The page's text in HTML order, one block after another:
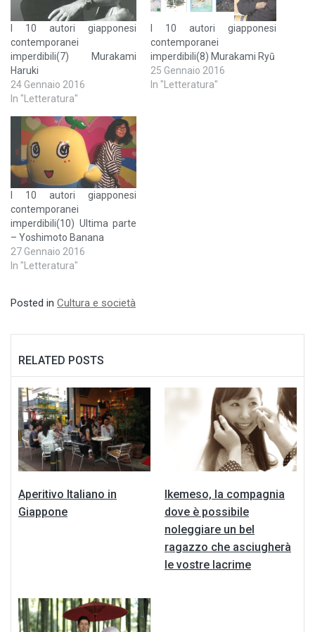
I 10 autori giapponesi
contemporanei
imperdibili(7) Murakami
Haruki
24 Gennaio 2016
In "Letteratura"
I 10 autori giapponesi
contemporanei
imperdibili(8) Murakami Ryū
25 Gennaio 2016
In "Letteratura"
I 10 autori giapponesi
contemporanei
imperdibili(10) Ultima parte
– Yoshimoto Banana
27 Gennaio 2016
In "Letteratura"
Posted in Cultura e società
RELATED POSTS
Aperitivo Italiano in
Giappone
Ikemeso, la compagnia
dove è possibile
noleggiare un bel
ragazzo che asciugherà
le vostre lacrime